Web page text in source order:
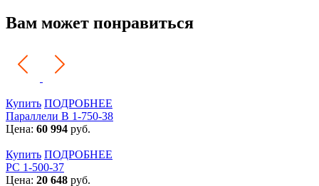
Вам может понравиться
Купить ПОДРОБНЕЕ
Параллели В 1-750-38
Цена: 60 994 руб.
Купить ПОДРОБНЕЕ
РС 1-500-37
Цена: 20 648 руб.